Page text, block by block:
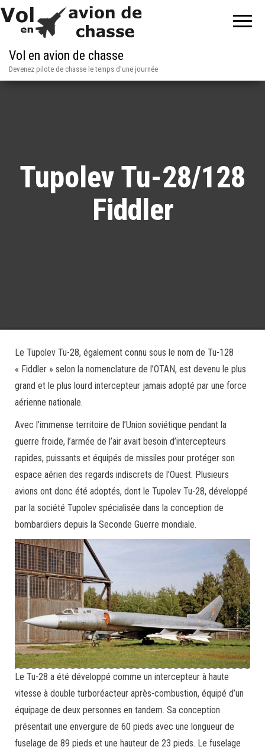
Vol en avion de chasse
Devenez pilote de chasse le temps d'une journée
Tupolev Tu-28/128
Fiddler
Le Tupolev Tu-28, également connu sous le nom de Tu-128
« Fiddler » selon la nomenclature de l’OTAN, est devenu le plus
grand et le plus lourd intercepteur jamais adopté par une force
aérienne nationale.
Avec l’immense territoire de l’Union soviétique pendant la
guerre froide, l’armée de l’air avait besoin d’intercepteurs
rapides, puissants et équipés de missiles pour protéger son
espace aérien des regards indiscrets de l’Ouest. Plusieurs
avions ont donc été adoptés, dont le Tupolev Tu-28, développé
par la société Tupolev spécialisée dans la conception de
bombardiers depuis la Seconde Guerre mondiale.
Le Tu-28 a été développé comme un intercepteur à haute
vitesse à double turboréacteur après-combustion, équipé d’un
équipage de deux personnes en tandem. Sa conception
présentait une envergure de 60 pieds avec une longueur de
fuselage de 89 pieds et une hauteur de 23 pieds. Le fuselage